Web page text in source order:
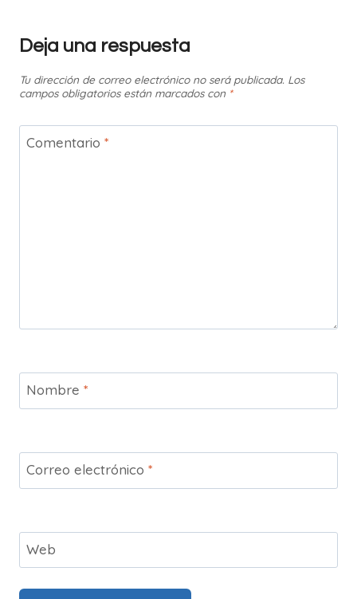
Deja una respuesta
Tu dirección de correo electrónico no será publicada. Los
campos obligatorios están marcados con *
Comentario *
Nombre *
Correo electrónico *
Web